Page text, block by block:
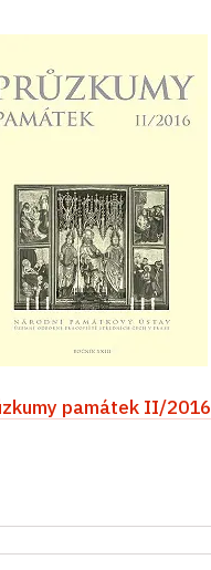
památek II/2016